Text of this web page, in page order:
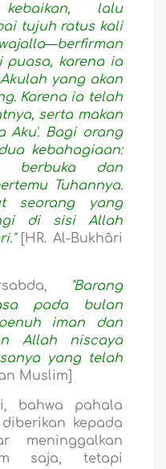
lalu
tujuh ratus kali
—berfirman
puasa, karena ia
yang akan
Karena ia telah
serta makan
Aku'. Bagi orang
kebahagiaan:
berbuka dan
Tuhannya.
seorang yang
di sisi Allah
[HR. Al-Bukhâri
"Barang
pada bulan
iman dan
Allah niscaya
yang telah
Muslim]
bahwa pahala
kepada
meninggalkan
saja, tetapi